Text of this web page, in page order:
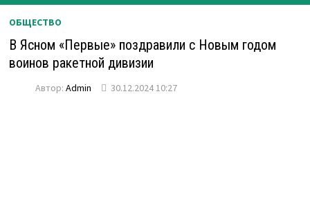
ОБЩЕСТВО
В Ясном «Первые» поздравили с Новым годом
воинов ракетной дивизии
Автор: Admin 30.12.2024 10:27